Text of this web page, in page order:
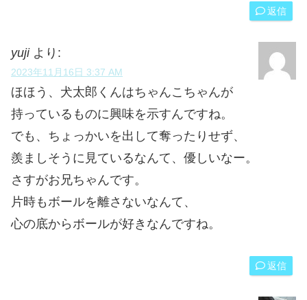
返信
yuji より:
2023年11月16日 3:37 AM
ほほう、犬太郎くんはちゃんこちゃんが
持っているものに興味を示すんですね。
でも、ちょっかいを出して奪ったりせず、
羨ましそうに見ているなんて、優しいなー。
さすがお兄ちゃんです。
片時もボールを離さないなんて、
心の底からボールが好きなんですね。
返信